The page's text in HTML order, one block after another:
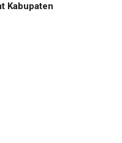
Kabupaten